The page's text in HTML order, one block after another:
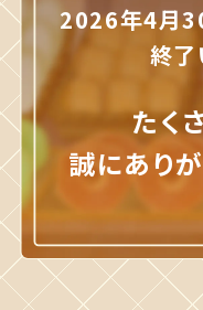
2026年4月
終了
たく
誠にあり